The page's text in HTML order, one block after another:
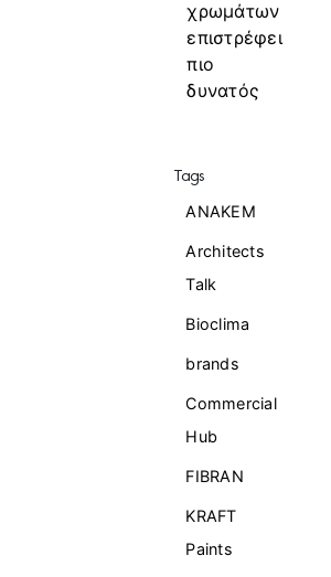
χρωμάτων
επιστρέφει
πιο
δυνατός
Tags
ANAKEM
Architects
Talk
Bioclima
brands
Commercial
Ηub
FIBRAN
KRAFT
Paints